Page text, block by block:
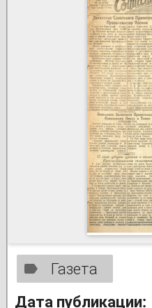
Газета
Дата публикации: